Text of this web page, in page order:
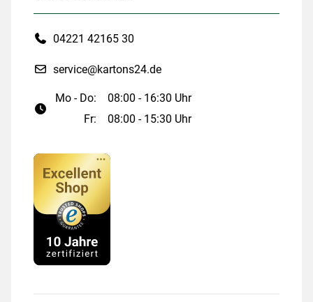
04221 42165 30
service@kartons24.de
Mo - Do:
08:00 - 16:30 Uhr
Fr:
08:00 - 15:30 Uhr